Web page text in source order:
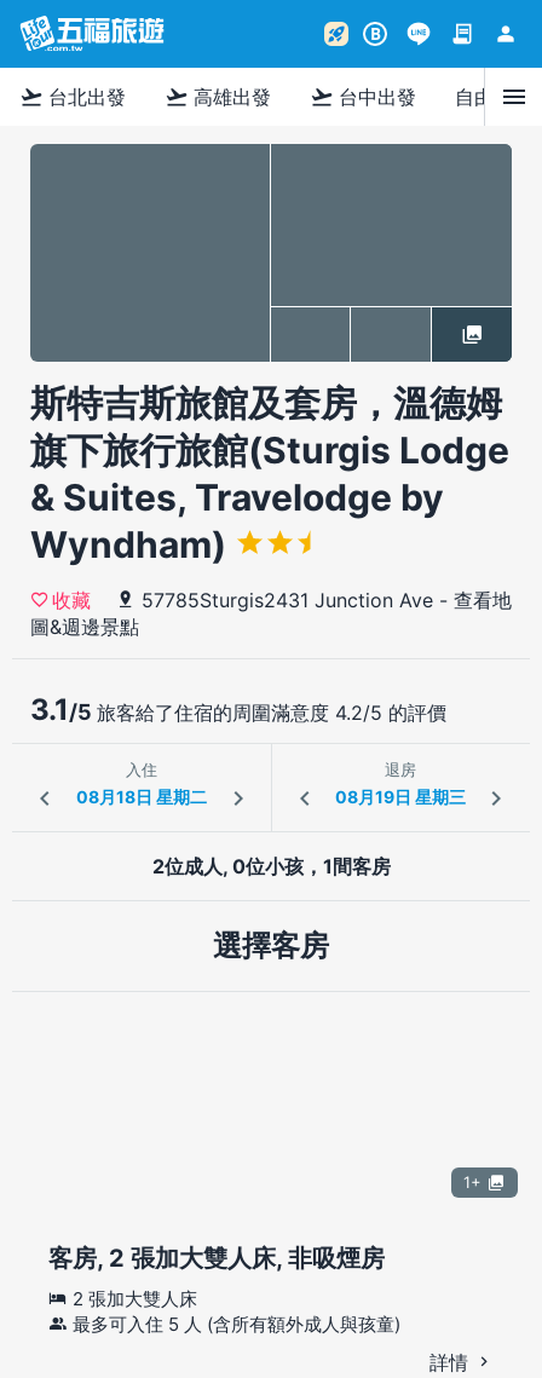
rocket_launch B contract person
flight_takeoff 台北出發 flight_takeoff 高雄出發 flight_takeoff 台中出發 自由行menu
斯特吉斯旅館及套房，溫德姆
旗下旅行旅館(Sturgis Lodge
& Suites, Travelodge by
Wyndham)
收藏 57785Sturgis2431 Junction Ave - 查看地
圖&週邊景點
3.1/5 旅客給了住宿的周圍滿意度 4.2/5 的評價
入住 退房
2位成人, 0位小孩，1間客房
選擇客房
1+
客房, 2 張加大雙人床, 非吸煙房
2 張加大雙人床
最多可入住 5 人 (含所有額外成人與孩童)
詳情